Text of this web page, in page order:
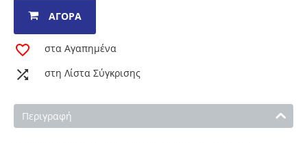
ΑΓΟΡΆ
στα Αγαπημένα
στη Λίστα Σύγκρισης
Περιγραφή